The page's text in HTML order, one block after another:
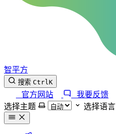
智平方
搜索 CtrlK
官方网站
我要反馈
选择主题
选择语言